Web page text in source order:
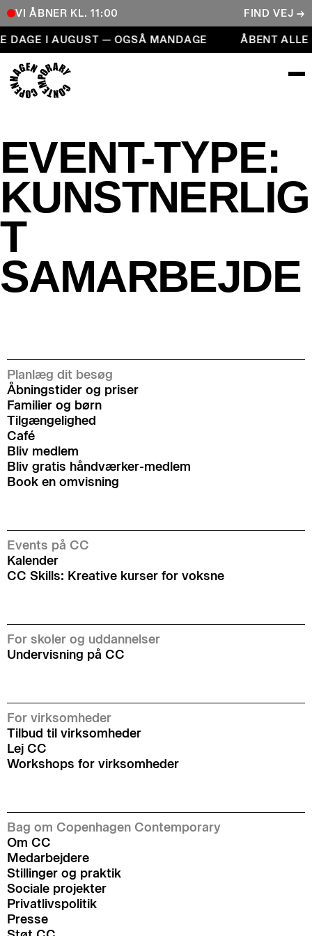
VI ÅBNER KL. 11:00 FIND VEJ →
Åbent alle dage i august — også mandage
DAGE I AUGUST — OGSÅ MANDAGE ÅBENT
EVENT-TYPE:
KUNSTNERLIG
T
SAMARBEJDE
Planlæg dit besøg
Åbningstider og priser
Familier og børn
Tilgængelighed
Café
Bliv medlem
Bliv gratis håndværker-medlem
Book en omvisning
Events på CC
Kalender
CC Skills: Kreative kurser for voksne
For skoler og uddannelser
Undervisning på CC
For virksomheder
Tilbud til virksomheder
Lej CC
Workshops for virksomheder
Bag om Copenhagen Contemporary
Om CC
Medarbejdere
Stillinger og praktik
Sociale projekter
Privatlivspolitik
Presse